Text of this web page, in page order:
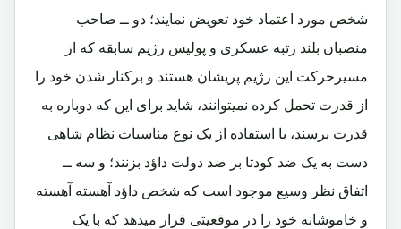
شخص مورد اعتماد خود تعویض نمایند؛ دو ــ صاحب
منصبان بلند رتبه عسکری و پولیس رژیم سابقه که از
مسیرحرکت این رژیم پریشان هستند و برکنار شدن خود را
از قدرت تحمل کرده نمیتوانند، شاید برای این که دوباره به
قدرت برسند، با استفاده از یک نوع مناسبات نظام شاهی
دست به یک ضد کودتا بر ضد دولت داؤد بزنند؛ و سه ــ
اتفاق نظر وسیع موجود است که شخص داؤد آهسته آهسته
و خاموشانه خود را در موقعیتی قرار میدهد که با یک